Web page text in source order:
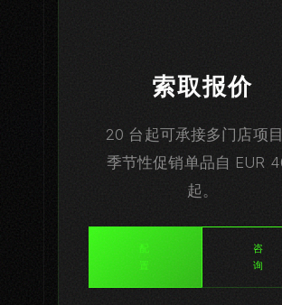
索取报价
20 台起可承接多门店项目
季节性促销单品自 EUR
起。
配
置
咨
询
Figure 03
Boston Atlas